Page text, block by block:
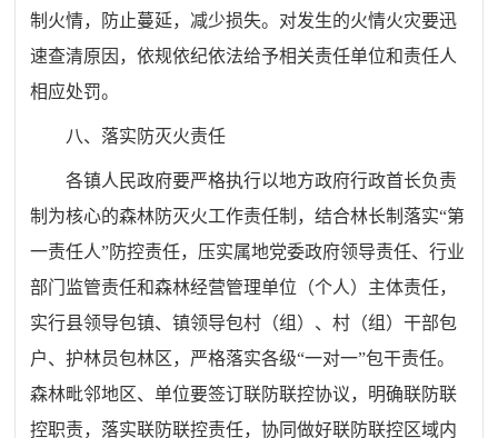
制火情，防止蔓延，减少损失。对发生的火情火灾要迅
速查清原因，依规依纪依法给予相关责任单位和责任人
相应处罚。
八、 落实防灭火责任
各镇人民政府要严格执行以地方政府行政首长负责
制为核心的森林防灭火工作责任制，结合林长制落实“第
一责任人”防控责任，压实属地党委政府领导责任、行业
部门监管责任和森林经营管理单位（个人）主体责任，
实行县领导包镇、镇领导包村（组）、村（组）干部包
户、护林员包林区， 严格落实各级“一对一”包干责任。
森林毗邻地区、单位要签订联防联控协议， 明确联防联
控职责， 落实联防联控责任，协同做好联防联控区域内